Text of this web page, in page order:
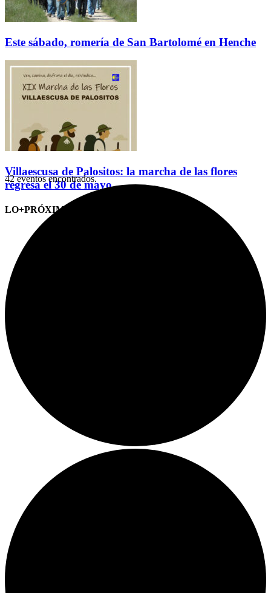
Este sábado, romería de San Bartolomé en Henche
Villaescusa de Palositos: la marcha de las flores
regresa el 30 de mayo
LO+PRÓXIMO (CITAS)
42 eventos encontrados.